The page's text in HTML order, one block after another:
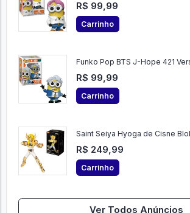
R$ 99,99
Carrinho
Funko Pop BTS J-Hope 421
R$ 99,99
Carrinho
Saint Seiya Hyoga de Cisne
R$ 249,99
Carrinho
Ver Todos Anúncios